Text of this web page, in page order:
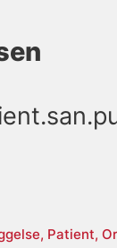
Patient,